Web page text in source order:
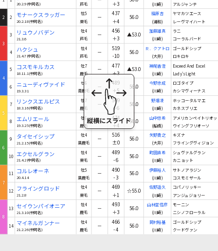
20.2.9(中同名) 芦毛
＋3
(川崎) アルジャンテ
2 2 モナークスラッガー
20.2.18(中同名)
牡5
栗毛
－
437
＋4
56.0
福原杏
(浦和)
ヤマカツエース
レーヴマイハート
3
3 リュウノバデン
21.3.6
牡4
芦毛
－
456
＋3
▲53.0
加藤雄真
(川崎)
ラニ
コーラルバード
4 ハクシュ
21.4.7(中同名)
牡4
芦毛
－
519
-10
56.0
Ｒ．クアトロ
(大井)
ゴールドシップ
ロキロキ
4
5 コスモキルカス
18.11.1(中同名)
牡7
鹿毛
－
477
＋3
▲53.0
神尾香澄
(川崎)
Exceed And Excel
Lady's Light
6 ニューディヴァイド
19.3.31
セ6
青鹿毛
－
489
＋5
56.0
今野忠成
(川崎)
ロゴタイプ
カシマヴィーナス
5
7 リンクスエルピス
18.3.16(中同名)
牡7
鹿毛
－
509
＋6
56.0
野畑凌
(川崎)
ホッコータルマエ
カネスブリエ
8 エムリエール
19.3.25(中同名)
牡6
鹿毛
－
474
＋4
56.0
山中悠希
(船橋)
アメリカンペイトリオ
ウイングフリオーソ
6
9 タイセイシップ
21.2.15(中同名)
牡4
黒鹿毛
－
516
±0
56.0
矢野貴之
(大井)
キズナ
フライングヴィジョン
10 エクセルグラン
21.4.2(中同名)
牡4
栗毛
－
489
-6
56.0
町田直希
(川崎)
シュヴァルグラン
カニョット
7
11 コルレオーネ
20.4.14
牡5
黒鹿毛
－
490
-3
56.0
伊藤裕人
(川崎)
サトノアラジン
コスモミザール
12 フライングロッド
21.2.8
牡4
栗毛
－
469
＋1
☆55.0
佐野遥久
(川崎)
コパノリッキー
アンジュジョリー
8
13 セイウンパイオニア
21.3.10(中同名)
牡4
鹿毛
－
493
＋3
56.0
山林堂信彦
(川崎)
モーニン
ニシノフローラル
14 マイネルガンナー
21.2.26(中同名)
牡4
鹿毛
－
466
-4
56.0
岡村裕基
(川崎)
ゴールドシップ
クードヴァン